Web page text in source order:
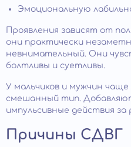
Эмоциональную
Проявления зависят от
они практически
невнимательный. Они
болтливы и суетливы.
У мальчиков и мужчин
смешанный тип.
импульсивные действия
Причины СДВГ